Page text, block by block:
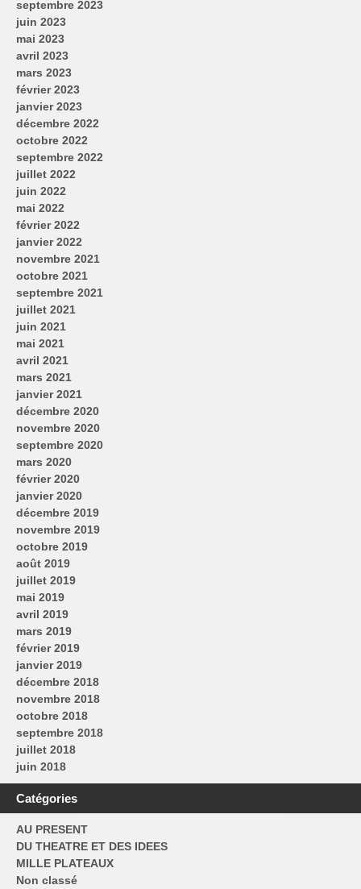
septembre 2023
juin 2023
mai 2023
avril 2023
mars 2023
février 2023
janvier 2023
décembre 2022
octobre 2022
septembre 2022
juillet 2022
juin 2022
mai 2022
février 2022
janvier 2022
novembre 2021
octobre 2021
septembre 2021
juillet 2021
juin 2021
mai 2021
avril 2021
mars 2021
janvier 2021
décembre 2020
novembre 2020
septembre 2020
mars 2020
février 2020
janvier 2020
décembre 2019
novembre 2019
octobre 2019
août 2019
juillet 2019
mai 2019
avril 2019
mars 2019
février 2019
janvier 2019
décembre 2018
novembre 2018
octobre 2018
septembre 2018
juillet 2018
juin 2018
Catégories
AU PRESENT
DU THEATRE ET DES IDEES
MILLE PLATEAUX
Non classé